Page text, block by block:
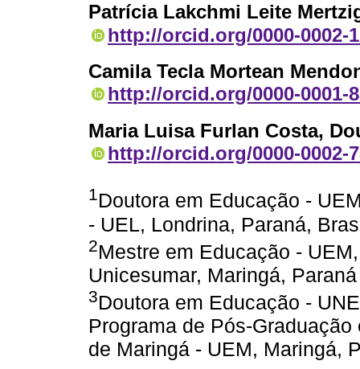
Patrícia Lakchmi Leite
http://orcid.org/0000-0002-
Camila Tecla Mortean
http://orcid.org/0000-0001-
Maria Luisa Furlan Costa,
http://orcid.org/0000-0002-
1Doutora em Educação -
- UEL, Londrina, Paraná,
2Mestre em Educação -
Unicesumar, Maringá,
3Doutora em Educação -
Programa de Pós-
de Maringá - UEM, Maringá,